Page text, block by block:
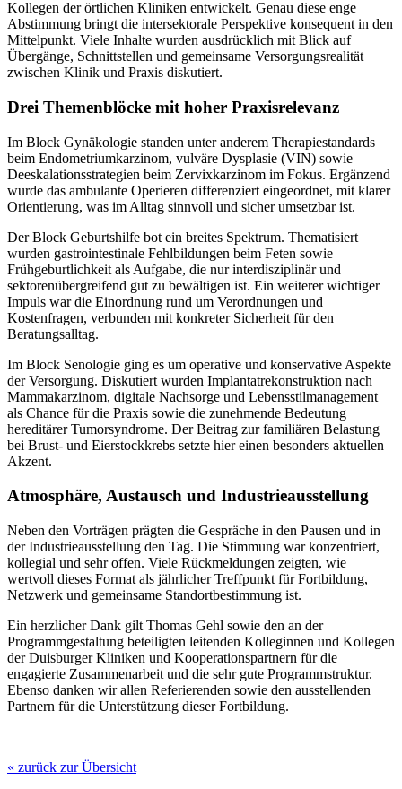
Kollegen der örtlichen Kliniken entwickelt. Genau diese enge
Abstimmung bringt die intersektorale Perspektive konsequent in den
Mittelpunkt. Viele Inhalte wurden ausdrücklich mit Blick auf
Übergänge, Schnittstellen und gemeinsame Versorgungsrealität
zwischen Klinik und Praxis diskutiert.
Drei Themenblöcke mit hoher Praxisrelevanz
Im Block Gynäkologie standen unter anderem Therapiestandards
beim Endometriumkarzinom, vulväre Dysplasie (VIN) sowie
Deeskalationsstrategien beim Zervixkarzinom im Fokus. Ergänzend
wurde das ambulante Operieren differenziert eingeordnet, mit klarer
Orientierung, was im Alltag sinnvoll und sicher umsetzbar ist.
Der Block Geburtshilfe bot ein breites Spektrum. Thematisiert
wurden gastrointestinale Fehlbildungen beim Feten sowie
Frühgeburtlichkeit als Aufgabe, die nur interdisziplinär und
sektorenübergreifend gut zu bewältigen ist. Ein weiterer wichtiger
Impuls war die Einordnung rund um Verordnungen und
Kostenfragen, verbunden mit konkreter Sicherheit für den
Beratungsalltag.
Im Block Senologie ging es um operative und konservative Aspekte
der Versorgung. Diskutiert wurden Implantatrekonstruktion nach
Mammakarzinom, digitale Nachsorge und Lebensstilmanagement
als Chance für die Praxis sowie die zunehmende Bedeutung
hereditärer Tumorsyndrome. Der Beitrag zur familiären Belastung
bei Brust- und Eierstockkrebs setzte hier einen besonders aktuellen
Akzent.
Atmosphäre, Austausch und Industrieausstellung
Neben den Vorträgen prägten die Gespräche in den Pausen und in
der Industrieausstellung den Tag. Die Stimmung war konzentriert,
kollegial und sehr offen. Viele Rückmeldungen zeigten, wie
wertvoll dieses Format als jährlicher Treffpunkt für Fortbildung,
Netzwerk und gemeinsame Standortbestimmung ist.
Ein herzlicher Dank gilt Thomas Gehl sowie den an der
Programmgestaltung beteiligten leitenden Kolleginnen und Kollegen
der Duisburger Kliniken und Kooperationspartnern für die
engagierte Zusammenarbeit und die sehr gute Programmstruktur.
Ebenso danken wir allen Referierenden sowie den ausstellenden
Partnern für die Unterstützung dieser Fortbildung.
« zurück zur Übersicht